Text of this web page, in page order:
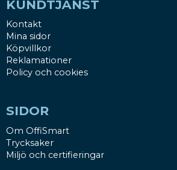
KUNDTJÄNST
Kontakt
Mina sidor
Köpvillkor
Reklamationer
Policy och cookies
SIDOR
Om OffiSmart
Trycksaker
Miljö och certifieringar